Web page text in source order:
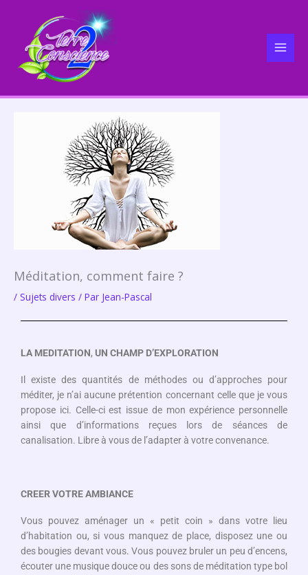
contenu
h
v
Méditation, comment faire ?
/ Sujets divers / Par Jean-Pascal
LA MEDITATION, UN CHAMP D’EXPLORATION
Il existe des quantités de méthodes ou d’approches pour
méditer, je n’ai aucune prétention concernant celle que je vous
propose ici. Celle-ci est issue de mon expérience personnelle
ainsi que d’informations reçues lors de séances de
canalisation. Libre à vous de l’adapter à votre convenance.
CREER VOTRE AMBIANCE
Vous pouvez aménager un « petit coin » dans votre lieu
d’habitation ou, si vous manquez de place, disposez une ou
des bougies devant vous. Vous pouvez bruler un peu d’encens,
écouter une musique douce ou des sons de méditation type bol